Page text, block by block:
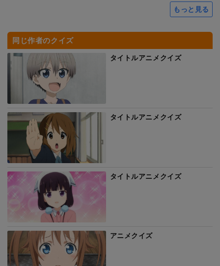
もっと見る
同じ作者のクイズ
タイトルアニメクイズ
タイトルアニメクイズ
タイトルアニメクイズ
アニメクイズ